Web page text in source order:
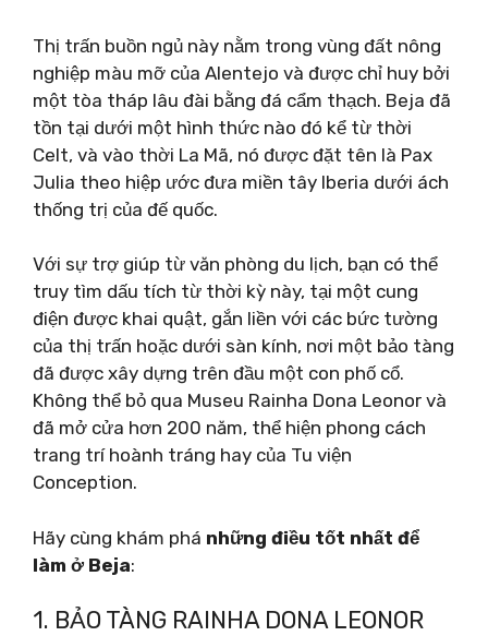
Thị trấn buồn ngủ này nằm trong vùng đất nông
nghiệp màu mỡ của Alentejo và được chỉ huy bởi
một tòa tháp lâu đài bằng đá cẩm thạch. Beja đã
tồn tại dưới một hình thức nào đó kể từ thời
Celt, và vào thời La Mã, nó được đặt tên là Pax
Julia theo hiệp ước đưa miền tây Iberia dưới ách
thống trị của đế quốc.
Với sự trợ giúp từ văn phòng du lịch, bạn có thể
truy tìm dấu tích từ thời kỳ này, tại một cung
điện được khai quật, gắn liền với các bức tường
của thị trấn hoặc dưới sàn kính, nơi một bảo tàng
đã được xây dựng trên đầu một con phố cổ.
Không thể bỏ qua Museu Rainha Dona Leonor và
đã mở cửa hơn 200 năm, thể hiện phong cách
trang trí hoành tráng hay của Tu viện
Conception.
Hãy cùng khám phá những điều tốt nhất để
làm ở Beja:
1. BẢO TÀNG RAINHA DONA LEONOR